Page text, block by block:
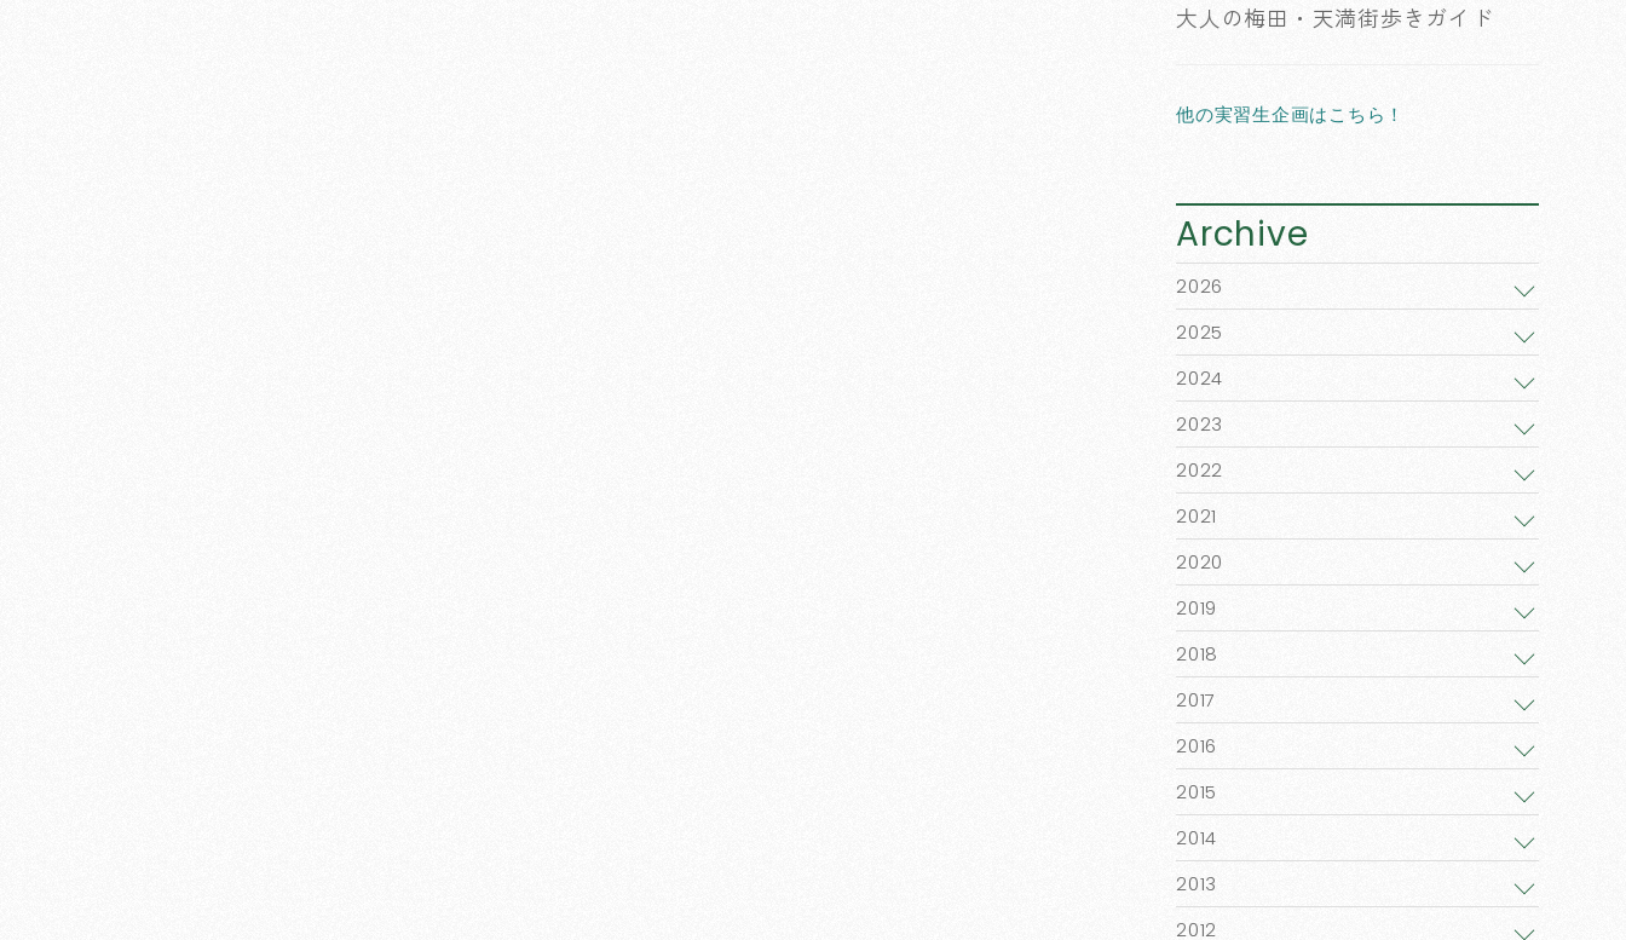
大人の梅田・天満街歩きガイド
他の実習生企画はこちら！
Archive
2026
2025
2024
2023
2022
2021
2020
2019
2018
2017
2016
2015
2014
2013
2012